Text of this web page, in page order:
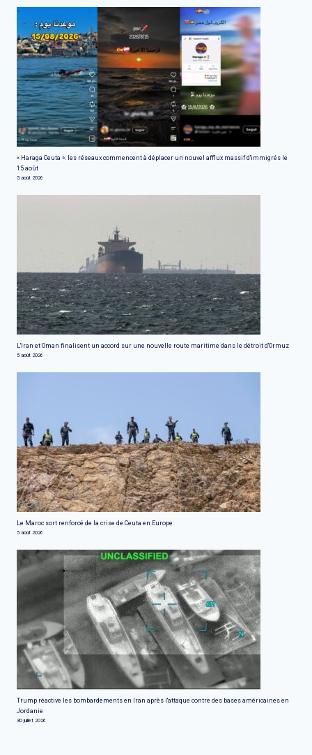
« Haraga Ceuta »: les réseaux commencent à déplacer un nouvel afflux massif d'immigrés le
15 août
5 août 2026
L'Iran et Oman finalisent un accord sur une nouvelle route maritime dans le détroit d'Ormuz
5 août 2026
Le Maroc sort renforcé de la crise de Ceuta en Europe
5 août 2026
Trump réactive les bombardements en Iran après l'attaque contre des bases américaines en
Jordanie
30 juillet 2026